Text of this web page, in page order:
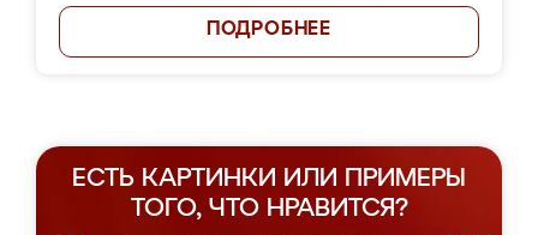
ПОДРОБНЕЕ
ЕСТЬ КАРТИНКИ ИЛИ ПРИМЕРЫ
ТОГО, ЧТО НРАВИТСЯ?